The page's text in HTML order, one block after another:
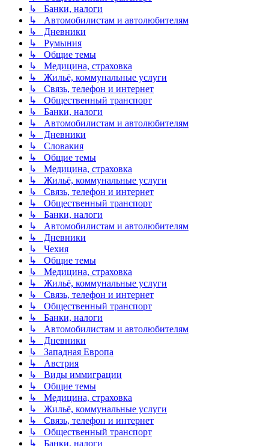
↳ Банки, налоги
↳ Автомобилистам и автолюбителям
↳ Дневники
↳ Румыния
↳ Общие темы
↳ Медицина, страховка
↳ Жильё, коммунальные услуги
↳ Связь, телефон и интернет
↳ Общественный транспорт
↳ Банки, налоги
↳ Автомобилистам и автолюбителям
↳ Дневники
↳ Словакия
↳ Общие темы
↳ Медицина, страховка
↳ Жильё, коммунальные услуги
↳ Связь, телефон и интернет
↳ Общественный транспорт
↳ Банки, налоги
↳ Автомобилистам и автолюбителям
↳ Дневники
↳ Чехия
↳ Общие темы
↳ Медицина, страховка
↳ Жильё, коммунальные услуги
↳ Связь, телефон и интернет
↳ Общественный транспорт
↳ Банки, налоги
↳ Автомобилистам и автолюбителям
↳ Дневники
↳ Западная Европа
↳ Австрия
↳ Виды иммиграции
↳ Общие темы
↳ Медицина, страховка
↳ Жильё, коммунальные услуги
↳ Связь, телефон и интернет
↳ Общественный транспорт
↳ Банки, налоги